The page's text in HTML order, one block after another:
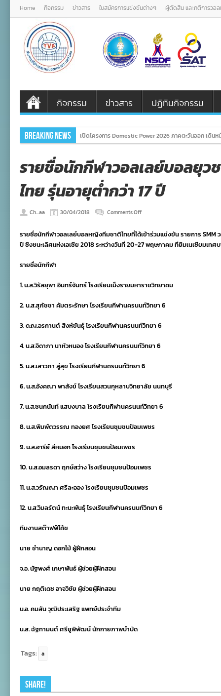
Home กิจกรรม ข่าวสาร ใบสมัครการแข่งขันต่างๆ ผู้ตัดสิน และกติการวอ
กิจกรรม ข่าวสาร ปฏิทินกิจกรรม
Breaking News เปิดโครงการ Domestic Power 2026 ภาคตะวันออก เดิ
รายชื่อนักกีฬาวอลเลย์บอลยุ
ไทย รุ่นอายุต่ำกว่า 17 ปี
Ch...aa 30/04/2018 Comments Offon
นักกีฬา
วอลเลย์บอล
ไทย
ต่ำ
17
ปี
รายชื่อนักกีฬาวอลเลย์บอลหญิงทีมชาติไทยที่ได้เข้าร่วมแข่งขัน รายการ SMM
ปี ชิงชนะเลิศแห่งเอเชีย 2018 ระหว่างวันที่ 20-27 พฤษภาคม ที่ยิมเนเซียมเท
รายชื่อนักกีฬา
1. น.ส.วิรัลยุพา อินทร์จันทร์ โรงเรียนเม็งรายมหาราชวิทยาคม
2. น.ส.สุภัชชา คัมตระรักษา โรงเรียนกีฬานครนนท์วิทยา 6
3. ด.ญ.อรกานต์ สิงห์ขันธุ์ โรงเรียนกีฬานครนนท์วิทยา 6
4. น.ส.จิดาภา นาหัวหนอง โรงเรียนกีฬานครนนท์วิทยา 6
5. น.ส.เสาวภา สู่สุข โรงเรียนกีฬานครนนท์วิทยา 6
6. น.ส.อังคณา พาสังข์ โรงเรียนสวนกุหลาบวิทยาลัย นนทบุรี
7. น.ส.ชนกนันท์ แสบงบาล โรงเรียนกีฬานครนนท์วิทยา 6
8. น.ส.พิมพ์ตวรรณ ทองยศ โรงเรียนชุมชนป้อมเพชร
9. น.ส.อารีย์ สีหมอก โรงเรียนชุมชนป้อมเพชร
10. น.ส.อมลรดา ฤกษ์สว่าง โรงเรียนชุมชนป้อมเพชร
11. น.ส.วรัญญา ศรีละออง โรงเรียนชุมชนป้อมเพชร
12. น.ส.วิมลรัตน์ ทะนะพันธุ์ โรงเรียนกีฬานครนนท์วิทยา 6
ทีมงานสต๊าฟฟ์โค้ช
นาย ชำนาญ ดอกไม้ ผู้ฝึกสอน
จ.อ. นัฐพงศ์ เกษาพันธ์ ผู้ช่วยผู้ฝึกสอน
นาย กฤติเดช อาจวิชัย ผู้ช่วยผู้ฝึกสอน
น.อ. คมสัน วุฒิประเสริฐ แพทย์ประจำทีม
น.ส. ฉัฐทามนต์ ศรีชูพิพัฒน์ นักกายภาพบำบัด
Tags: a
Share!